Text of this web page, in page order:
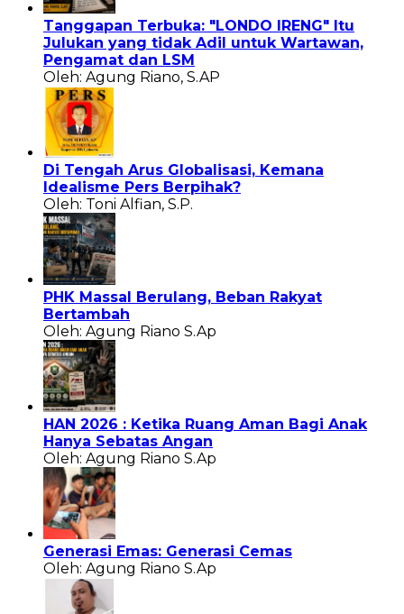
Tanggapan Terbuka: "LONDO IRENG" Itu
Julukan yang tidak Adil untuk Wartawan,
Pengamat dan LSM
Oleh: Agung Riano, S.AP
Di Tengah Arus Globalisasi, Kemana
Idealisme Pers Berpihak?
Oleh: Toni Alfian, S.P.
PHK Massal Berulang, Beban Rakyat
Bertambah
Oleh: Agung Riano S.Ap
HAN 2026 : Ketika Ruang Aman Bagi Anak
Hanya Sebatas Angan
Oleh: Agung Riano S.Ap
Generasi Emas: Generasi Cemas
Oleh: Agung Riano S.Ap